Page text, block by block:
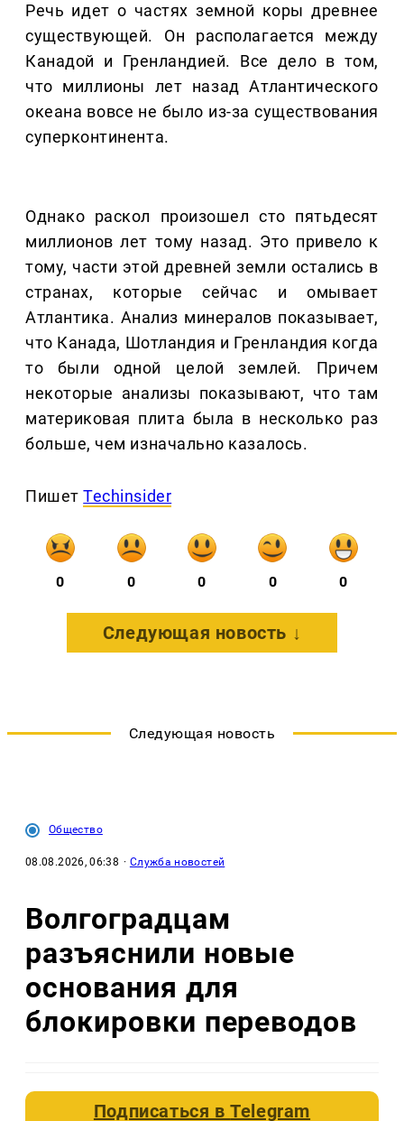
Речь идет о частях земной коры древнее
существующей. Он располагается между
Канадой и Гренландией. Все дело в том,
что миллионы лет назад Атлантического
океана вовсе не было из-за существования
суперконтинента.
Однако раскол произошел сто пятьдесят
миллионов лет тому назад. Это привело к
тому, части этой древней земли остались в
странах, которые сейчас и омывает
Атлантика. Анализ минералов показывает,
что Канада, Шотландия и Гренландия когда
то были одной целой землей. Причем
некоторые анализы показывают, что там
материковая плита была в несколько раз
больше, чем изначально казалось.
ПишетTechinsider
0 0 0 0 0
Следующая новость ↓
Следующая новость
Общество
08.08.2026, 06:38 · Служба новостей
Волгоградцам
разъяснили новые
основания для
блокировки переводов
Подписаться вTelegram